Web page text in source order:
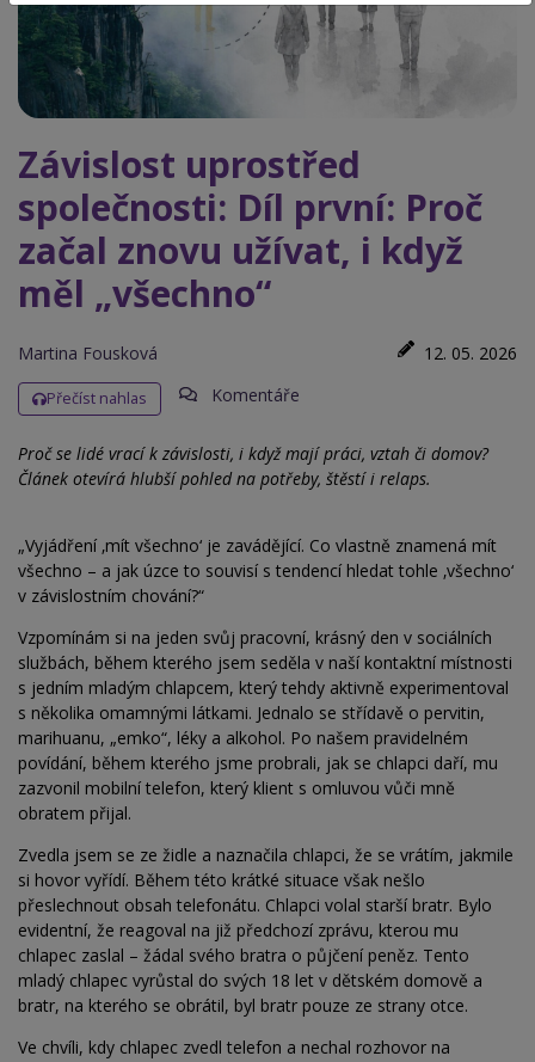
Závislost uprostřed
společnosti: Díl první: Proč
začal znovu užívat, i když
měl „všechno“
Martina Fousková 12. 05. 2026
Přečíst nahlas Komentáře
Proč se lidé vrací k závislosti, i když mají práci, vztah či domov?
Článek otevírá hlubší pohled na potřeby, štěstí i relaps.
„Vyjádření ‚mít všechno‘ je zavádějící. Co vlastně znamená mít
všechno – a jak úzce to souvisí s tendencí hledat tohle ‚všechno‘
v závislostním chování?“
Vzpomínám si na jeden svůj pracovní, krásný den v sociálních
službách, během kterého jsem seděla v naší kontaktní místnosti
s jedním mladým chlapcem, který tehdy aktivně experimentoval
s několika omamnými látkami. Jednalo se střídavě o pervitin,
marihuanu, „emko“, léky a alkohol. Po našem pravidelném
povídání, během kterého jsme probrali, jak se chlapci daří, mu
zazvonil mobilní telefon, který klient s omluvou vůči mně
obratem přijal.
Zvedla jsem se ze židle a naznačila chlapci, že se vrátím, jakmile
si hovor vyřídí. Během této krátké situace však nešlo
přeslechnout obsah telefonátu. Chlapci volal starší bratr. Bylo
evidentní, že reagoval na již předchozí zprávu, kterou mu
chlapec zaslal – žádal svého bratra o půjčení peněz. Tento
mladý chlapec vyrůstal do svých 18 let v dětském domově a
bratr, na kterého se obrátil, byl bratr pouze ze strany otce.
Ve chvíli, kdy chlapec zvedl telefon a nechal rozhovor na